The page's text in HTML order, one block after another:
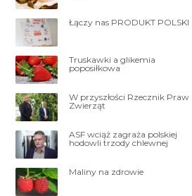
Łączy nas PRODUKT POLSKI
Truskawki a glikemia
poposiłkowa
W przyszłości Rzecznik Praw
Zwierząt
ASF wciąż zagraża polskiej
hodowli trzody chlewnej
Maliny na zdrowie